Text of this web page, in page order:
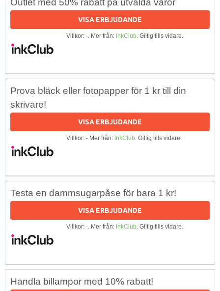
Outlet med 50% rabatt på utvalda varor
VISA ERBJUDANDE
Villkor: -. Mer från: InkClub. Giltig tills vidare.
Prova bläck eller fotopapper för 1 kr till din
skrivare!
VISA ERBJUDANDE
Villkor: - Mer från: InkClub. Giltig tills vidare.
Testa en dammsugarpåse för bara 1 kr!
VISA ERBJUDANDE
Villkor: -. Mer från: InkClub. Giltig tills vidare.
Handla billampor med 10% rabatt!